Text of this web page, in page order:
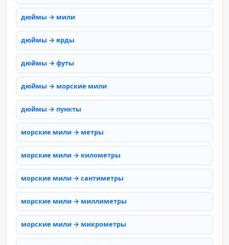
дюймы → мили
дюймы → ярды
дюймы → футы
дюймы → морские мили
дюймы → пункты
морские мили → метры
морские мили → километры
морские мили → сантиметры
морские мили → миллиметры
морские мили → микрометры